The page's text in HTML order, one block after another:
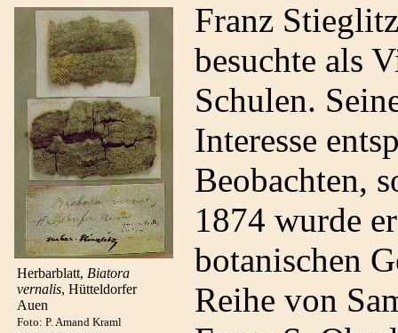
Herbarblatt, Biatora
vernalis, Hütteldorfer
Auen
Foto: P. Amand Kraml
Franz
besuchte als
Schulen.
Interesse
Beobachten,
1874 wurde
botanischen
Reihe von